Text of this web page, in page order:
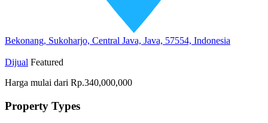
Bekonang, Sukoharjo, Central Java, Java, 57554, Indonesia
Dijual Featured
Harga mulai dari Rp.340,000,000
Property Types